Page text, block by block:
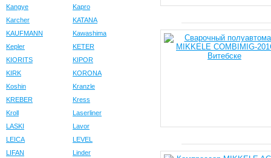
Kangye
Kapro
Karcher
KATANA
KAUFMANN
Kawashima
Kepler
KETER
KIORITS
KIPOR
KIRK
KORONA
Koshin
Kranzle
KREBER
Kress
Kroll
Laserliner
LASKI
Lavor
LEICA
LEVEL
LIFAN
Linder